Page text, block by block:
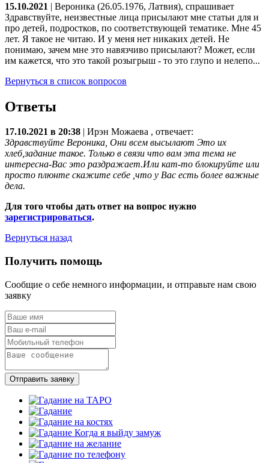
15.10.2021 | Вероника (26.05.1976, Латвия), спрашивает
Здравствуйте, неизвестные лица присылают мне статьи для и
про детей, подростков, по соответствующей тематике. Мне 45
лет. Я такое не читаю. И у меня нет никаких детей. Не
понимаю, зачем мне это навязчиво присылают? Может, если
им кажется, что это такой розыгрыш - то это глупо и нелепо...
Вернуться в список вопросов
Ответы
17.10.2021 в 20:38 Ирэн Можаева , отвечает:
Здравствуйте Вероника, Они всем высылают Это их
хлеб,задание такое. Только в связи что вам эта тема не
интересна-Вас это раздражает.Или кат-то блокируйте или
просто плюнте скажите себе ,что у Вас есть более важные
дела.
Для того чтобы дать ответ на вопрос нужно
зарегистрироваться.
Вернуться назад
Получить помощь
Сообщие о себе немного информации, и отправьте нам свою
заявку
Отправить заявку